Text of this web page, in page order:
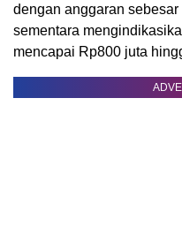
dengan anggaran
sementara
mencapai Rp800 juta